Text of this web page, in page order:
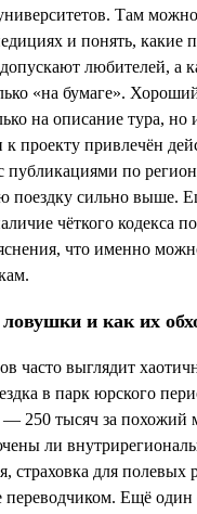
Там
и понять, какие
любителей, а
«на бумаге».
на описание тура,
к проекту привлечён
публикациями по
поездку сильно выше.
чёткого кодекса
что именно
и как их
часто выглядит
в парк юрского
— 250 тысяч за похожий
ли
страховка для полевых
переводчиком. Ещё